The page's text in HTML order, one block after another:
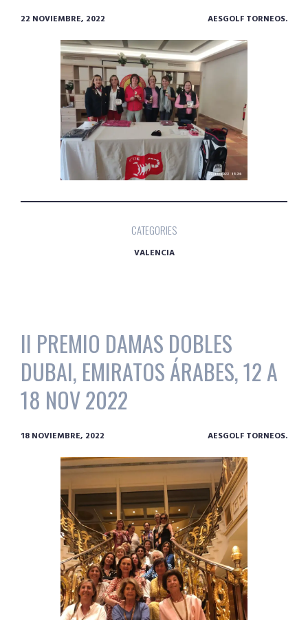
22 NOVIEMBRE, 2022 AESGOLF TORNEOS.
CATEGORIES
VALENCIA
II PREMIO DAMAS DOBLES
DUBAI, EMIRATOS ÁRABES, 12 A
18 NOV 2022
18 NOVIEMBRE, 2022 AESGOLF TORNEOS.